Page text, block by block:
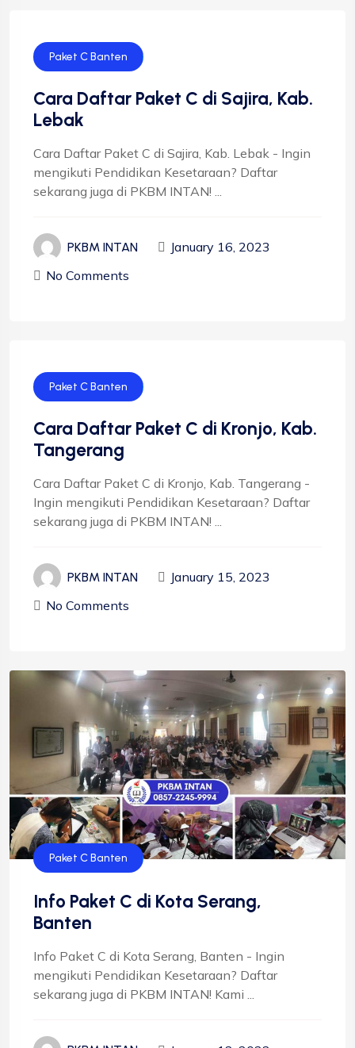
Paket C Banten
Cara Daftar Paket C di Sajira, Kab.
Lebak
Cara Daftar Paket C di Sajira, Kab. Lebak - Ingin
mengikuti Pendidikan Kesetaraan? Daftar
sekarang juga di PKBM INTAN! ...
PKBM INTAN
January 16, 2023
No Comments
Paket C Banten
Cara Daftar Paket C di Kronjo, Kab.
Tangerang
Cara Daftar Paket C di Kronjo, Kab. Tangerang -
Ingin mengikuti Pendidikan Kesetaraan? Daftar
sekarang juga di PKBM INTAN! ...
PKBM INTAN
January 15, 2023
No Comments
Paket C Banten
Info Paket C di Kota Serang,
Banten
Info Paket C di Kota Serang, Banten - Ingin
mengikuti Pendidikan Kesetaraan? Daftar
sekarang juga di PKBM INTAN! Kami ...